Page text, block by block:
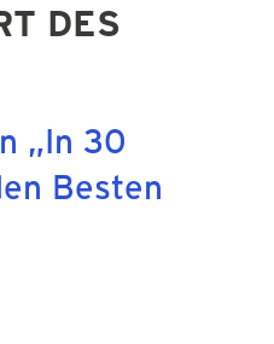
BLOG
DES
„In 30
Besten